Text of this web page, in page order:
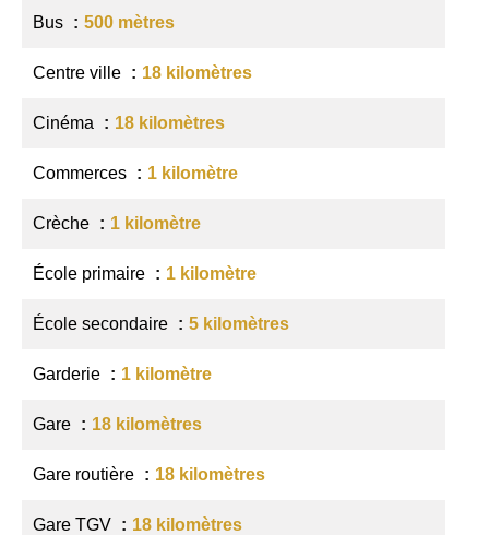
Bus 500 mètres
Centre ville 18 kilomètres
Cinéma 18 kilomètres
Commerces 1 kilomètre
Crèche 1 kilomètre
École primaire 1 kilomètre
École secondaire 5 kilomètres
Garderie 1 kilomètre
Gare 18 kilomètres
Gare routière 18 kilomètres
Gare TGV 18 kilomètres